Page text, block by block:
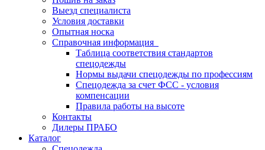
Выезд специалиста
Условия доставки
Опытная носка
Справочная информация
Таблица соответствия стандартов
спецодежды
Нормы выдачи спецодежды по профессиям
Спецодежда за счет ФСС - условия
компенсации
Правила работы на высоте
Контакты
Дилеры ПРАБО
Каталог